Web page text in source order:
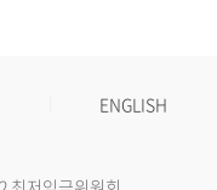
ENGLISH